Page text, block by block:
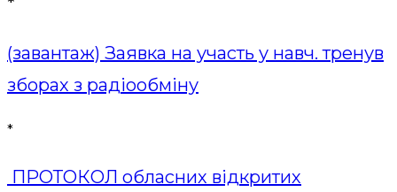
(завантаж) Заявка на участь у навч. тренув
зборах з радіообміну
*
ПРОТОКОЛ обласних відкритих